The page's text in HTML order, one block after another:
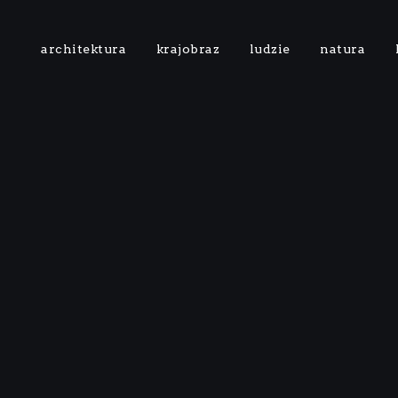
architektura krajobraz ludzie natura